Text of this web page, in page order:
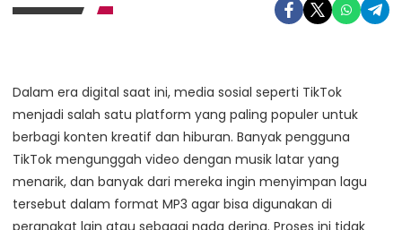
Dalam era digital saat ini, media sosial seperti TikTok
menjadi salah satu platform yang paling populer untuk
berbagi konten kreatif dan hiburan. Banyak pengguna
TikTok mengunggah video dengan musik latar yang
menarik, dan banyak dari mereka ingin menyimpan lagu
tersebut dalam format MP3 agar bisa digunakan di
perangkat lain atau sebagai nada dering. Proses ini tidak